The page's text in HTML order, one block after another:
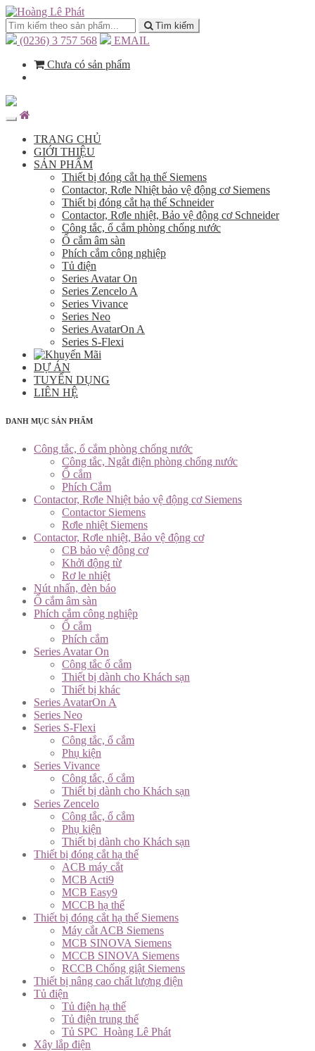
Tìm kiếm
(0236) 3 757 568
EMAIL
Chưa có sản phẩm
TRANG CHỦ
GIỚI THIỆU
SẢN PHẨM
Thiết bị đóng cắt hạ thế Siemens
Contactor, Rơle Nhiệt bảo vệ động cơ Siemens
Thiết bị đóng cắt hạ thế Schneider
Contactor, Rơle nhiệt, Bảo vệ động cơ Schneider
Công tắc, ổ cắm phòng chống nước
Ổ cắm âm sàn
Phích cắm công nghiệp
Tủ điện
Series Avatar On
Series Zencelo A
Series Vivance
Series Neo
Series AvatarOn A
Series S-Flexi
DỰ ÁN
TUYỂN DỤNG
LIÊN HỆ
DANH MỤC SẢN PHẨM
Công tắc, ổ cắm phòng chống nước
Công tắc, Ngắt điện phòng chống nước
Ổ cắm
Phích Cắm
Contactor, Rơle Nhiệt bảo vệ động cơ Siemens
Contactor Siemens
Rơle nhiệt Siemens
Contactor, Rơle nhiệt, Bảo vệ động cơ
CB bảo vệ động cơ
Khởi động từ
Rơ le nhiệt
Nút nhấn, đèn báo
Ổ cắm âm sàn
Phích cắm công nghiệp
Ổ cắm
Phích cắm
Series Avatar On
Công tắc ổ cắm
Thiết bị dành cho Khách sạn
Thiết bị khác
Series AvatarOn A
Series Neo
Series S-Flexi
Công tắc, ổ cắm
Phụ kiện
Series Vivance
Công tắc, ổ cắm
Thiết bị dành cho Khách sạn
Series Zencelo
Công tắc, ổ cắm
Phụ kiện
Thiết bị dành cho Khách sạn
Thiết bị đóng cắt hạ thế
ACB máy cắt
MCB Acti9
MCB Easy9
MCCB hạ thế
Thiết bị đóng cắt hạ thế Siemens
Máy cắt ACB Siemens
MCB SINOVA Siemens
MCCB SINOVA Siemens
RCCB Chống giật Siemens
Thiết bị nâng cao chất lượng điện
Tủ điện
Tủ điện hạ thế
Tủ điện trung thế
Tủ SPC_Hoàng Lê Phát
Xây lắp điện